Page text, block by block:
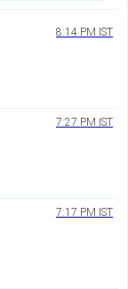
8:14 PM IST
7:27 PM IST
7:17 PM IST